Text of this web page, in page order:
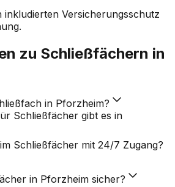
inkludierten Versicherungsschutz
zu Schließfächern in
in Pforzheim?
Schließfächer gibt es in
Schließfächer mit 24/7 Zugang?
in Pforzheim sicher?